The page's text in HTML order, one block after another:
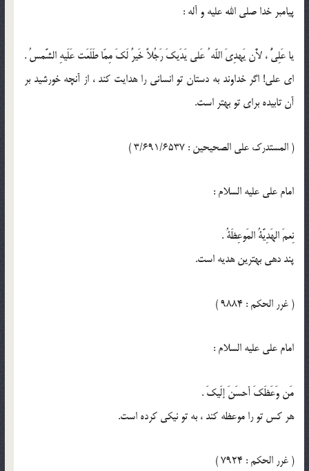
پيامبر خدا صلى الله عليه و آله :
يا عَلِيُّ ، لأََن يَهدِيَ اللّه ُ عَلى يَدَيكَ رَجُلاً خَيرٌ لَكَ مِمّا طَلَعَت عَلَيهِ الشَّمسُ .
اى على! اگر خداوند به دستان تو انسانى را هدايت كند ، از آنچه خورشيد بر
آن تابيده براى تو بهتر است.
( المستدرك على الصحيحين : 3/691/6537 )
امام على عليه السلام :
نِعمَ الهَدِيَّةُ المَوعِظَةُ .
پند دهى بهترين هديه است.
( غرر الحكم : 9884 )
امام على عليه السلام :
مَن وَعَظَكَ أحسَنَ إلَيكَ .
هر كس تو را موعظه كند ، به تو نيكى كرده است.
( غرر الحكم : 7924 )